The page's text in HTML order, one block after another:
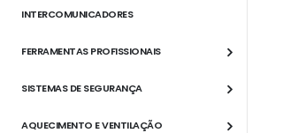
INTERCOMUNICADORES
FERRAMENTAS PROFISSIONAIS
SISTEMAS DE SEGURANÇA
AQUECIMENTO E VENTILAÇÃO